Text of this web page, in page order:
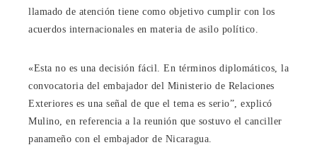
llamado de atención tiene como objetivo cumplir con los
acuerdos internacionales en materia de asilo político.
«Esta no es una decisión fácil. En términos diplomáticos, la
convocatoria del embajador del Ministerio de Relaciones
Exteriores es una señal de que el tema es serio”, explicó
Mulino, en referencia a la reunión que sostuvo el canciller
panameño con el embajador de Nicaragua.